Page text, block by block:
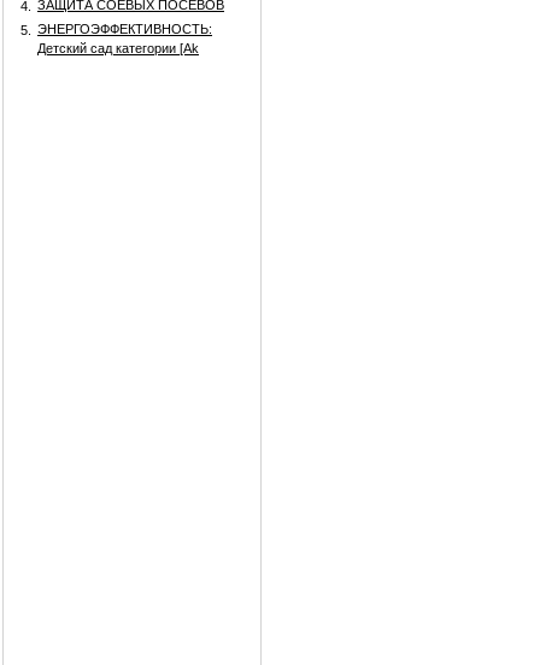
4.
ЗАЩИТА СОЕВЫХ ПОСЕВОВ
5.
ЭНЕРГОЭФФЕКТИВНОСТЬ:
Детский сад категории [Аk